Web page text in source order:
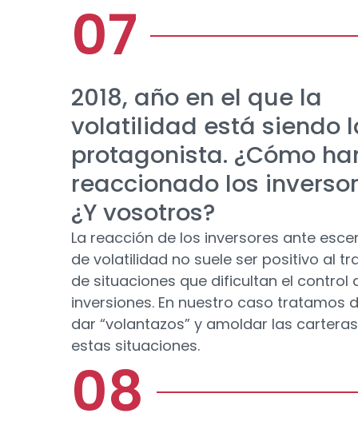
2018, año en el que la
volatilidad está siendo
protagonista. ¿Cómo
reaccionado los
¿Y vosotros?
La reacción de los inversores ante
de volatilidad no suele ser positivo al
de situaciones que dificultan el control
inversiones. En nuestro caso tratamos
dar “volantazos” y amoldar las
estas situaciones.